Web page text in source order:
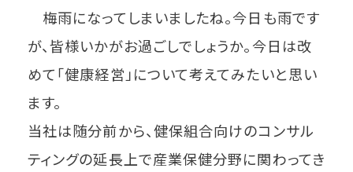
梅雨になってしまいましたね。今日も雨です
が、皆様いかがお過ごしでしょうか。今日は改
めて「健康経営」について考えてみたいと思い
ます。
当社は随分前から、健保組合向けのコンサル
ティングの延長上で産業保健分野に関わってき